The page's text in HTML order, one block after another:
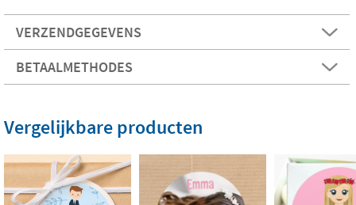
VERZENDGEGEVENS
BETAALMETHODES
Vergelijkbare producten